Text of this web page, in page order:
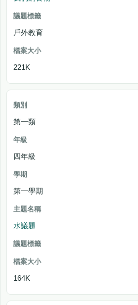
戶外教育
221K
第一類
四年級
第一學期
水議題
164K